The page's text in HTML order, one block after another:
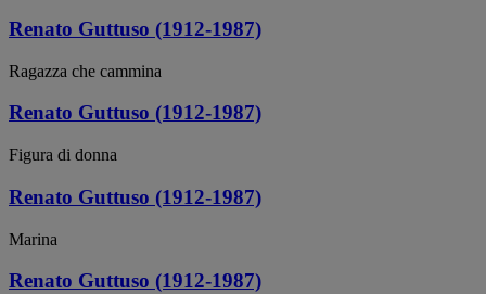
Renato Guttuso (1912-1987)
Ragazza che cammina
Renato Guttuso (1912-1987)
Figura di donna
Renato Guttuso (1912-1987)
Marina
Renato Guttuso (1912-1987)